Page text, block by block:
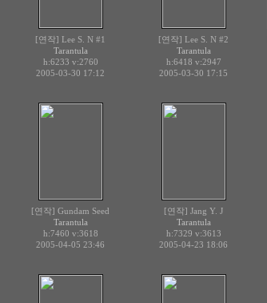
[연작] Lee S. N #1
Tarantula
h:6233 v:2760
2005-03-30 17:12
[연작] Lee S. N #2
Tarantula
h:6418 v:2947
2005-03-30 17:15
[연작] Gundam Seed
Tarantula
h:7460 v:3618
2005-04-05 23:46
[연작] Jang Y. J
Tarantula
h:7329 v:3613
2005-04-23 18:06